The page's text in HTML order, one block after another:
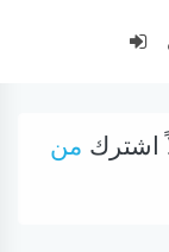
اشترك من